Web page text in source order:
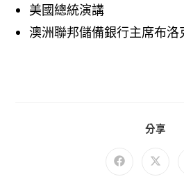
美國總統演講
澳洲聯邦儲備銀行主席布洛
分享